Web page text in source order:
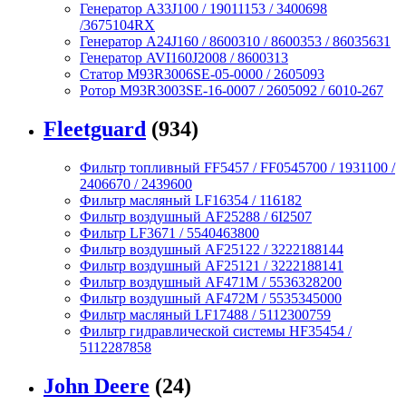
Генератор A33J100 / 19011153 / 3400698
/3675104RX
Генератор A24J160 / 8600310 / 8600353 / 86035631
Генератор AVI160J2008 / 8600313
Статор M93R3006SE-05-0000 / 2605093
Ротор M93R3003SE-16-0007 / 2605092 / 6010-267
Fleetguard (934)
Фильтр топливный FF5457 / FF0545700 / 1931100 /
2406670 / 2439600
Фильтр масляный LF16354 / 116182
Фильтр воздушный AF25288 / 6I2507
Фильтр LF3671 / 5540463800
Фильтр воздушный AF25122 / 3222188144
Фильтр воздушный AF25121 / 3222188141
Фильтр воздушный AF471M / 5536328200
Фильтр воздушный AF472M / 5535345000
Фильтр масляный LF17488 / 5112300759
Фильтр гидравлической системы HF35454 /
5112287858
John Deere (24)